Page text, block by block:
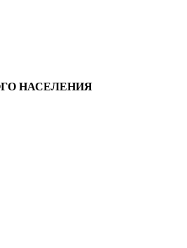
НАСЕЛЕНИЯ